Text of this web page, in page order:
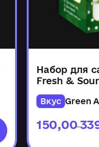
Набор для
Fresh &
Вкус Green
150,00
–